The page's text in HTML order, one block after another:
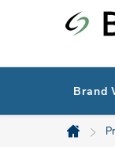
Brand
Domov